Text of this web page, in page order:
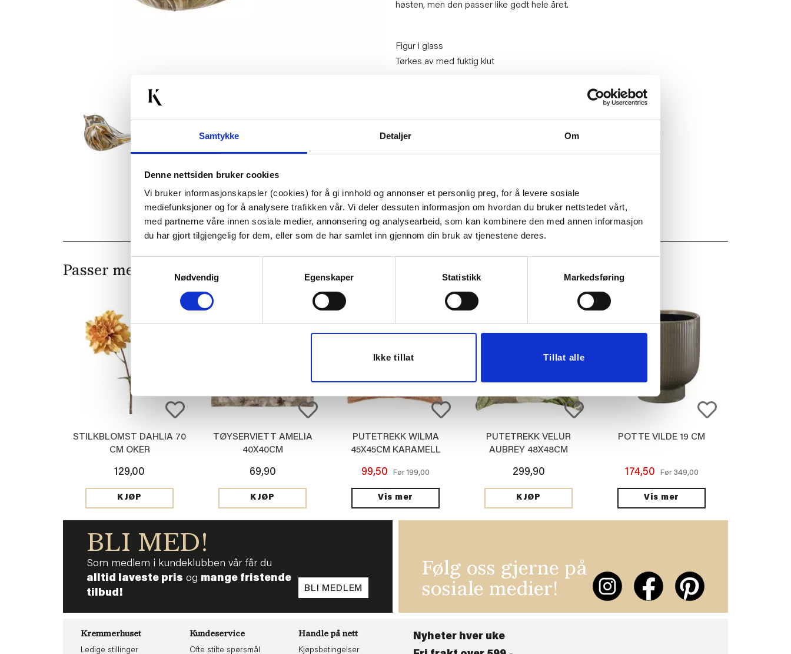
Samtykke Detaljer Om
Denne nettsiden bruker cookies
Vi bruker informasjonskapsler (cookies) for å gi innhold og annonser et personlig preg, for å levere sosiale
mediefunksjoner og for å analysere trafikken vår. Vi deler dessuten informasjon om hvordan du bruker nettstedet vårt,
med partnerne våre innen sosiale medier, annonsering og analysearbeid, som kan kombinere den med annen informasjon
du har gjort tilgjengelig for dem, eller som de har samlet inn gjennom din bruk av tjenestene deres.
Nødvendig
Egenskaper Statistikk Markedsføring
Ikke tillat Tillat alle
høsten, men den passer like godt hele året.
Figur i glass
Tørkes av med fuktig klut
Høyde:
850 cm
Dybde:
Last ned bilde
Passer med
STILKBLOMST DAHLIA 70
CM OKER
129,00
KJØP
TØYSERVIETT AMELIA
40X40CM
69,90
KJØP
PUTETREKK WILMA
45X45CM KARAMELL
99,50 Før 199,00
Vis mer
PUTETREKK VELUR
AUBREY 48X48CM
299,90
KJØP
POTTE VILDE 19 CM
174,50 Før 349,00
Vis mer
BLI MED!
Som medlem i kundeklubben vår får du
alltid laveste pris og mange fristende
tilbud!
BLI MEDLEM
Følg oss gjerne på
sosiale medier!
Kremmerhuset
Ledige stillinger
Kundeservice
Ofte stilte spørsmål
Handle på nett
Kjøpsbetingelser
Nyheter hver uke